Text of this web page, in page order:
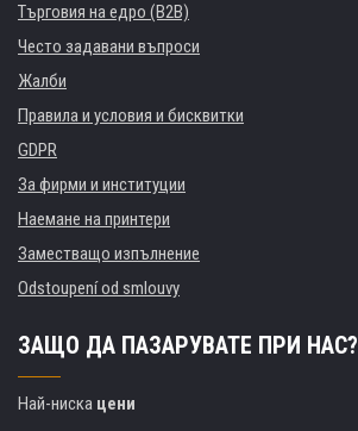
Търговия на едро (B2B)
Често задавани въпроси
Жалби
Правила и условия и бисквитки
GDPR
За фирми и институции
Наемане на принтери
Заместващо изпълнение
Odstoupení od smlouvy
ЗАЩО ДА ПАЗАРУВАТЕ ПРИ НАС?
Най-ниска цени